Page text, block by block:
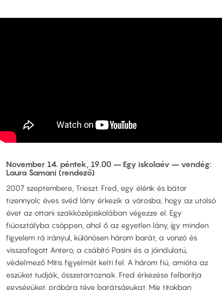
November 14. péntek, 19.00 – Egy iskolaév – vendég:
Laura Samani (rendező)
2007 szeptembere, Trieszt. Fred, egy élénk és bátor
tizennyolc éves svéd lány érkezik a városba, hogy az utolsó
évet az ottani szakközépiskolában végezze el. Egy
fiúosztályba csöppen, ahol ő az egyetlen lány, így minden
figyelem rá irányul, különösen három barát, a vonzó és
visszafogott Antero, a csábító Pasini és a jóindulatú,
védelmező Mitis figyelmét kelti fel. A három fiú, amióta az
eszüket tudják, összetartoznak. Fred érkezése felborítja
egységüket, próbára téve barátságukat. Míg titokban